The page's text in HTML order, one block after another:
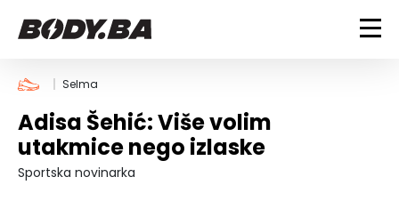
FITNESS
Vježbanje
Mršanje
Discipline
BODYBUILDING
Trening i vježbe
ISHRANA
Selma
Adisa Šehić: Više volim
utakmice nego izlaske
Sportska novinarka